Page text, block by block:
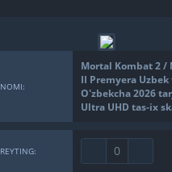
NOMI:
Mortal Kombat 2 /
II Premyera
O'zbekcha 2026
Ultra UHD tas-ix
REYTING: 0